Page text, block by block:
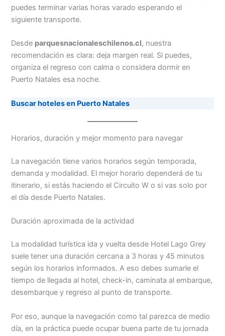
puedes terminar varias horas varado esperando el
siguiente transporte.
Desde parquesnacionaleschilenos.cl, nuestra
recomendación es clara: deja margen real. Si puedes,
organiza el regreso con calma o considera dormir en
Puerto Natales esa noche.
Buscar hoteles en Puerto Natales
Horarios, duración y mejor momento para navegar
La navegación tiene varios horarios según temporada,
demanda y modalidad. El mejor horario dependerá de tu
itinerario, si estás haciendo el Circuito W o si vas solo por
el día desde Puerto Natales.
Duración aproximada de la actividad
La modalidad turística ida y vuelta desde Hotel Lago Grey
suele tener una duración cercana a 3 horas y 45 minutos
según los horarios informados. A eso debes sumarle el
tiempo de llegada al hotel, check-in, caminata al embarque,
desembarque y regreso al punto de transporte.
Por eso, aunque la navegación como tal parezca de medio
día, en la práctica puede ocupar buena parte de tu jornada